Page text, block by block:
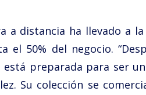
a distancia ha llevado a
el 50% del negocio.
está preparada para ser
Su colección se